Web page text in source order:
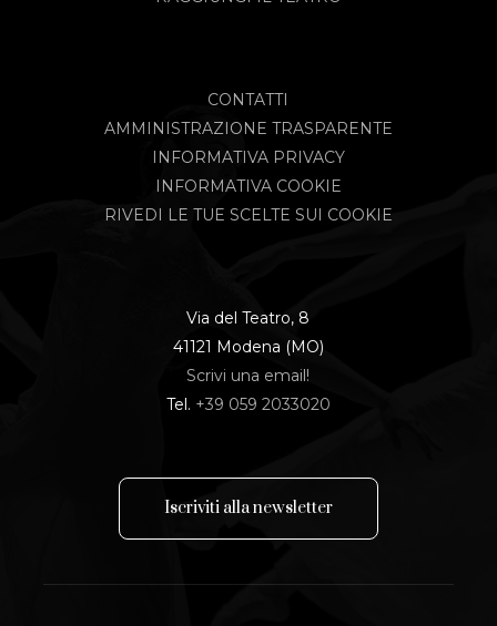
CONTATTI
AMMINISTRAZIONE TRASPARENTE
INFORMATIVA PRIVACY
INFORMATIVA COOKIE
RIVEDI LE TUE SCELTE SUI COOKIE
Via del Teatro, 8
41121 Modena (MO)
Scrivi una email!
Tel. +39 059 2033020
Iscriviti allanewsletter